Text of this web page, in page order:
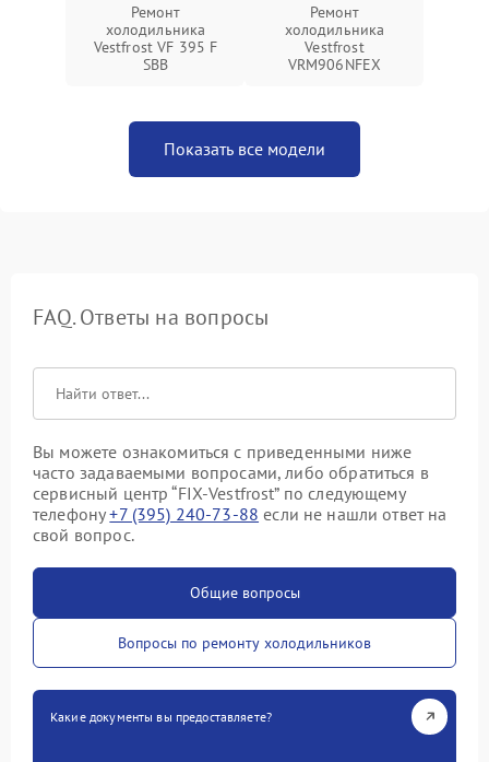
Ремонт
холодильника
Vestfrost VF 395 F
SBB
Ремонт
холодильника
Vestfrost
VRM906NFEX
Показать все модели
FAQ. Ответы на вопросы
Вы можете ознакомиться с приведенными ниже
часто задаваемыми вопросами, либо обратиться в
сервисный центр “FIX-Vestfrost” по следующему
телефону+7 (395) 240-73-88 если не нашли ответ на
свой вопрос.
Общие вопросы
Вопросы по ремонту холодильников
Какие документы вы предоставляете?